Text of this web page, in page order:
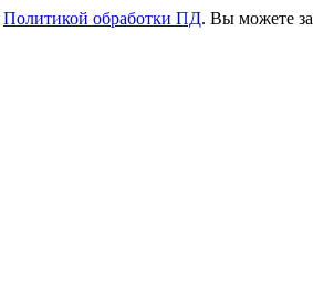
Политикой обработки ПД. Вы можете